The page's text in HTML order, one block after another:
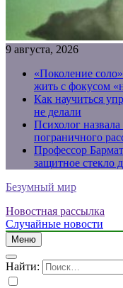
9 августа, 2026
«Поколение
жить с фокусом
Как научиться
не делали
Психолог
пограничного
Профессор
защитное стекло
Безумный мир
Новостная рассылка
Случайные новости
Меню
Найти: